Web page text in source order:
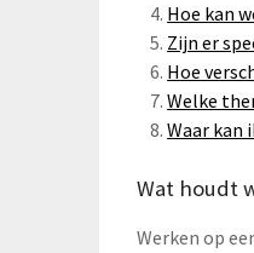
Hoe kan
Zijn er
Hoe
Welke
Waar kan
Wat houdt
Werken op